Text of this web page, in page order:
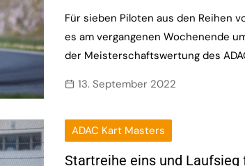
Für sieben Piloten aus den Reihen
es am vergangenen Wochenende
der Meisterschaftswertung des
13. September 2022
ADAC Kart Masters
Startreihe eins und Laufsieg